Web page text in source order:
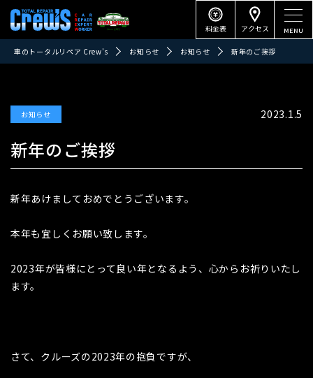
料金表 アクセス
車のトータルリペア Crew's お知らせ お知らせ 新年のご挨拶
お知らせ 2023.1.5
新年のご挨拶
新年あけましておめでとうございます。
本年も宜しくお願い致します。
2023年が皆様にとって良い年となるよう、心からお祈りいたし
ます。
さて、クルーズの2023年の抱負ですが、